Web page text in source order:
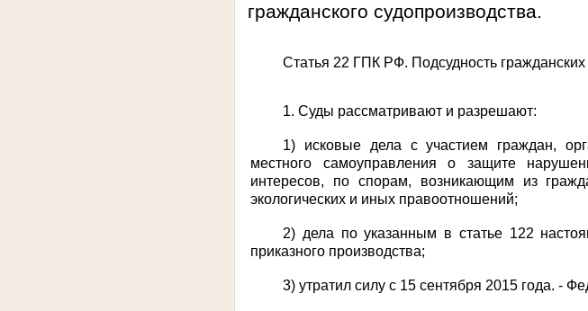
гражданского судопроизводства.
Статья 22 ГПК РФ. Подсудность гражданских
1. Суды рассматривают и разрешают:
1) исковые дела с участием граждан,
местного самоуправления о защите
интересов, по спорам, возникающим из
экологических и иных правоотношений;
2) дела по указанным в статье 122
приказного производства;
3) утратил силу с 15 сентября 2015 года. -